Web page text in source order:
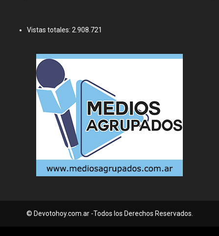
Vistas totales: 2.908.721
© Devotohoy.com.ar -Todos los Derechos Reservados.